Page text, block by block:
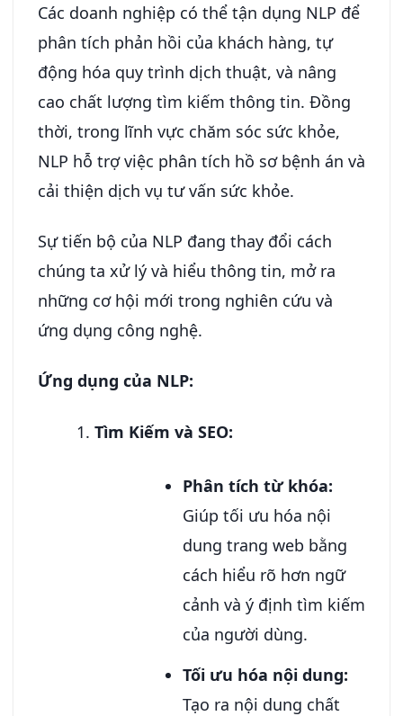
Các doanh nghiệp có thể tận dụng NLP để
phân tích phản hồi của khách hàng, tự
động hóa quy trình dịch thuật, và nâng
cao chất lượng tìm kiếm thông tin. Đồng
thời, trong lĩnh vực chăm sóc sức khỏe,
NLP hỗ trợ việc phân tích hồ sơ bệnh án và
cải thiện dịch vụ tư vấn sức khỏe.
Sự tiến bộ của NLP đang thay đổi cách
chúng ta xử lý và hiểu thông tin, mở ra
những cơ hội mới trong nghiên cứu và
ứng dụng công nghệ.
Ứng dụng của NLP:
Tìm Kiếm và SEO:
Phân tích từ khóa:
Giúp tối ưu hóa nội
dung trang web bằng
cách hiểu rõ hơn ngữ
cảnh và ý định tìm kiếm
của người dùng.
Tối ưu hóa nội dung:
Tạo ra nội dung chất